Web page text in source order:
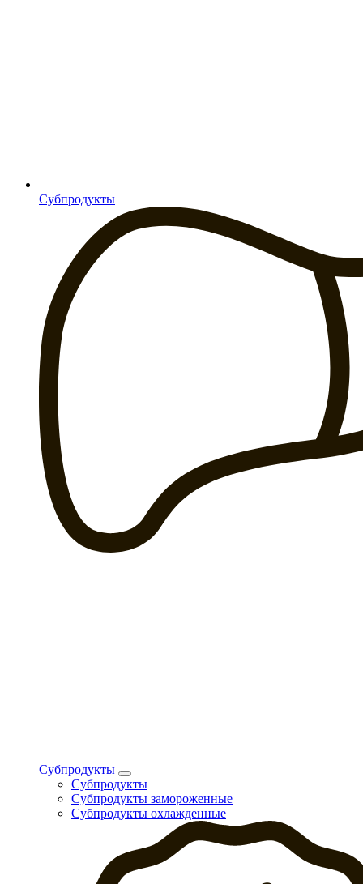
Субпродукты
Субпродукты
Субпродукты
Субпродукты замороженные
Субпродукты охлажденные